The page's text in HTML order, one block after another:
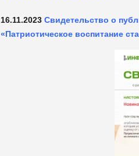
16.11.2023Свидетельство о
«Патриотическое воспитание